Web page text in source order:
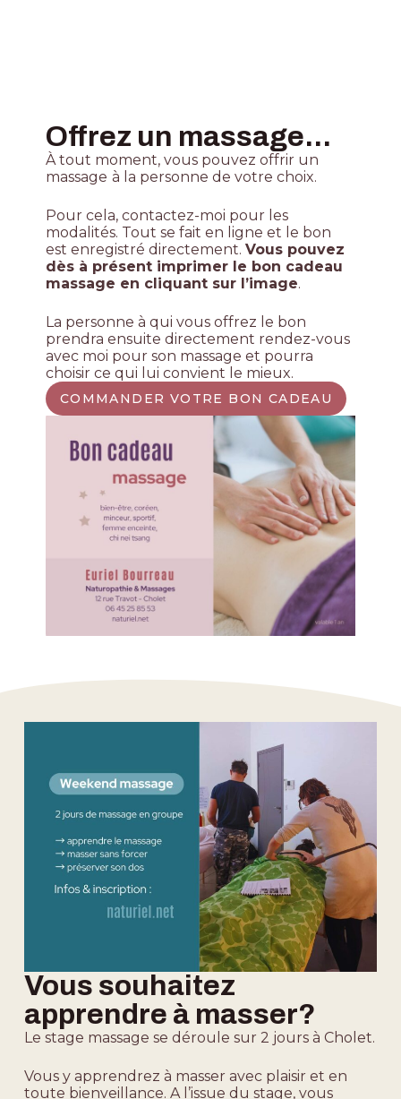
Offrez un massage...
À tout moment, vous pouvez offrir un
massage à la personne de votre choix.
Pour cela, contactez-moi pour les
modalités. Tout se fait en ligne et le bon
est enregistré directement. Vous pouvez
dès à présent imprimer le bon cadeau
massage en cliquant sur l’image.
La personne à qui vous offrez le bon
prendra ensuite directement rendez-vous
avec moi pour son massage et pourra
choisir ce qui lui convient le mieux.
COMMANDER VOTRE BON CADEAU
Vous souhaitez
apprendre à masser?
Le stage massage se déroule sur 2 jours à Cholet.
Vous y apprendrez à masser avec plaisir et en
toute bienveillance. A l’issue du stage, vous